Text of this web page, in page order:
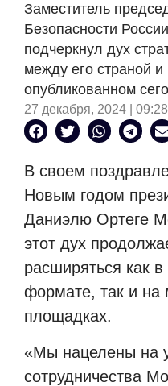
Заместитель
Безопасности
подчеркнул дух
между его страной и
опубликованном
27 декабря, 2024 | 09:28
В своем
Новым годом
Даниэлю Ортеге
этот дух
расширяться как
формате, так и на
площадках.
«Мы нацелены на
сотрудничества